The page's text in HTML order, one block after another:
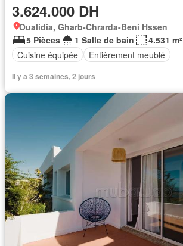
3.624.000 DH
Oualidia, Gharb-Chrarda-Beni Hssen
5 Pièces
1 Salle de bain
4.531 m²
Cuisine équipée
Entièrement meublé
Il y a 3 semaines, 2 jours